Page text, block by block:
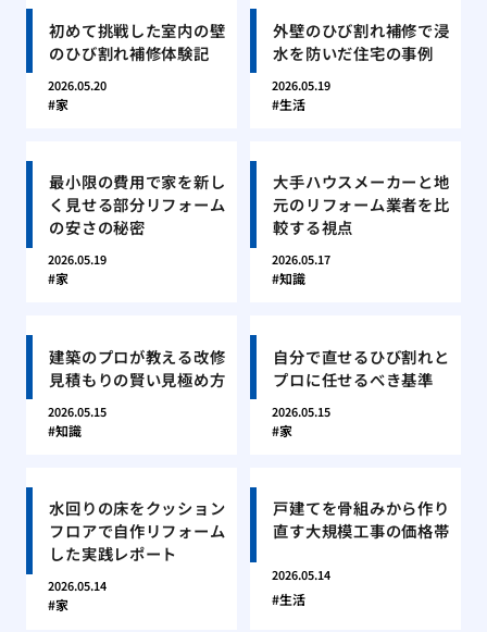
初めて挑戦した室内の壁
のひび割れ補修体験記
2026.05.20
家
外壁のひび割れ補修で浸
水を防いだ住宅の事例
2026.05.19
生活
最小限の費用で家を新し
く見せる部分リフォーム
の安さの秘密
2026.05.19
家
大手ハウスメーカーと地
元のリフォーム業者を比
較する視点
2026.05.17
知識
建築のプロが教える改修
見積もりの賢い見極め方
2026.05.15
知識
自分で直せるひび割れと
プロに任せるべき基準
2026.05.15
家
水回りの床をクッション
フロアで自作リフォーム
した実践レポート
2026.05.14
家
戸建てを骨組みから作り
直す大規模工事の価格帯
2026.05.14
生活